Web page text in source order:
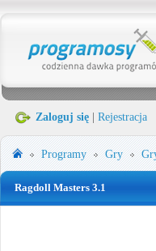
Zaloguj się Rejestracja
Programy Gry
Ragdoll Masters 3.1